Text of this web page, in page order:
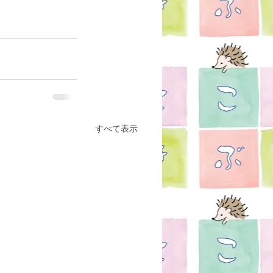
すべて表示